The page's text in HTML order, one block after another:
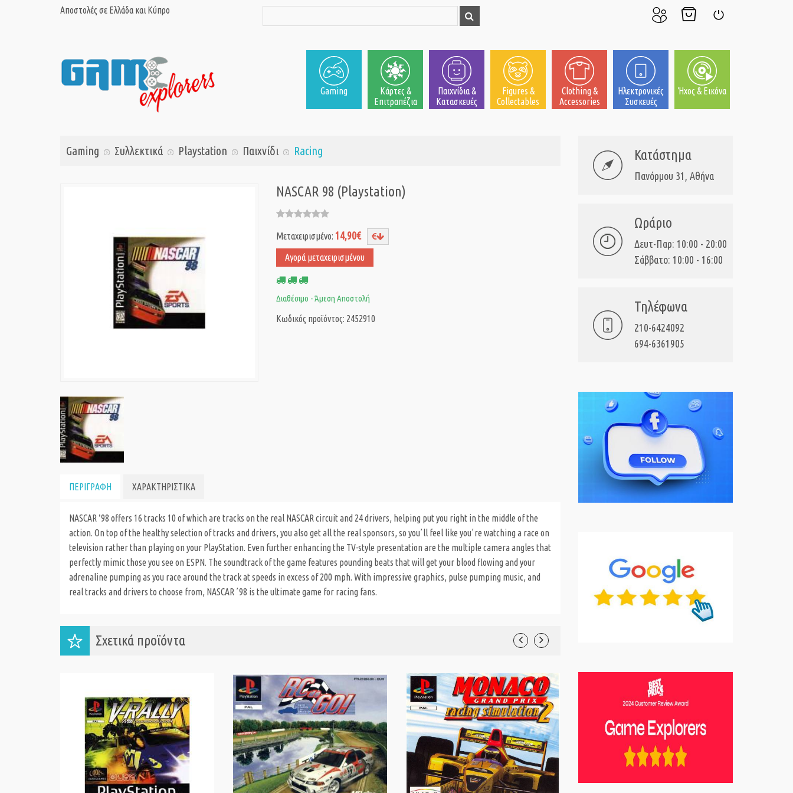
Αποστολές σε Ελλάδα και Κύπρο
μου
Gaming
Κάρτες &
Επιτραπέζια
Παιχνίδια &
Κατασκευές
Figures &
Collectables
Clothing &
Accessories
Ηλεκτρονικές
Συσκευές
Ήχος & Εικόνα
Gaming Συλλεκτικά Playstation Παιχνίδι Racing
NASCAR 98 (Playstation)
Μεταχειρισμένο: 14,90€
Αγορά μεταχειρισμένου
Διαθέσιμο - Άμεση Αποστολή
Κωδικός προϊόντος: 2452910
ΠΕΡΙΓΡΑΦΗ ΧΑΡΑΚΤΗΡΙΣΤΙΚΑ
NASCAR ʽ98 offers 16 tracks 10 of which are tracks on the real NASCAR circuit and 24 drivers, helping put you right in the middle of the
action. On top of the healthy selection of tracks and drivers, you also get all the real sponsors, so youʼll feel like youʼre watching a race on
television rather than playing on your PlayStation. Even further enhancing the TV-style presentation are the multiple camera angles that
perfectly mimic those you see on ESPN. The soundtrack of the game features pounding beats that will get your blood flowing and your
adrenaline pumping as you race around the track at speeds in excess of 200 mph. With impressive graphics, pulse pumping music, and
real tracks and drivers to choose from, NASCAR ʼ98 is the ultimate game for racing fans.
Σχετικά προϊόντα
Κατάστημα
Πανόρμου 31, Αθήνα
Ωράριο
Δευτ-Παρ: 10:00 - 20:00
Σάββατο: 10:00 - 16:00
Τηλέφωνα
210-6424092
694-6361905